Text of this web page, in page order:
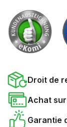
Droit de
Achat
Garantie